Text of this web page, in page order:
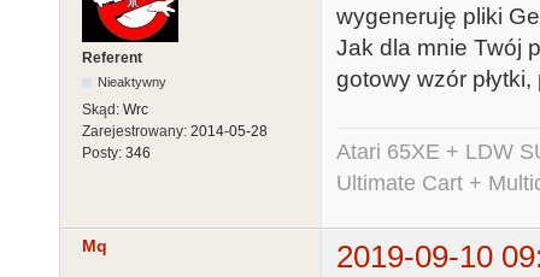
Referent
Nieaktywny
Skąd: Wrc
Zarejestrowany: 2014-05-28
Posty: 346
wygeneruję pliki
Jak dla mnie Twój
gotowy wzór
Atari 65XE + LDW
Ultimate Cart +
Mq 2019-09-10